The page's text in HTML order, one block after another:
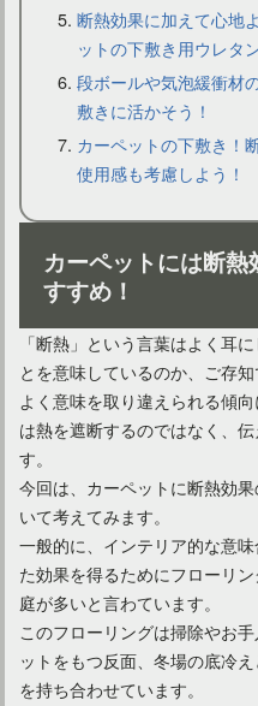
プロの手でカーペットが美し
カーペット掃除はクリーナー
断熱効果に加えて心地
ットの下敷き用ウレタ
段ボールや気泡緩衝材
敷きに活かそう！
カーペットの下敷き！
使用感も考慮しよう！
カーペットには断
すすめ！
「断熱」という言葉はよく耳
とを意味しているのか、ご存知
よく意味を取り違えられる傾
は熱を遮断するのではなく、
す。
今回は、カーペットに断熱効
いて考えてみます。
一般的に、インテリア的な意
た効果を得るためにフローリ
庭が多いと言わています。
このフローリングは掃除やお
ットをもつ反面、冬場の底冷
を持ち合わせています。